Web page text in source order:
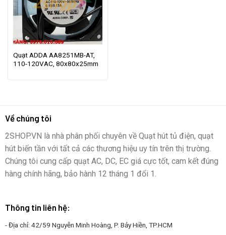
Quạt ADDA AA8251MB-AT,
110-120VAC, 80x80x25mm
Về chúng tôi
2SHOP.VN là nhà phân phối chuyên về Quạt hút tủ điện, quạt
hút biến tần với tất cả các thương hiệu uy tín trên thị trường.
Chúng tôi cung cấp quạt AC, DC, EC giá cực tốt, cam kết đúng
hàng chính hãng, bảo hành 12 tháng 1 đổi 1.
Thông tin liên hệ:
- Địa chỉ: 42/59 Nguyễn Minh Hoàng, P. Bảy Hiền, TP.HCM